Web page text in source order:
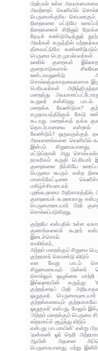
பிறர்பால் உள்ள
அவற்றைப் வெளியில்
பெருமைக்குரிய
நிறைகளை மட்டுமே
நிறைகளைச் சிறிதும்
தேடிக் கண்டுபிடித்துத்
அவர்கள் கருத்தில்
தீமைமட்டுமே
பெருமை பெற முயல்பவர்கள்.
உலகில் குறைகள்
குறைபாடுகளால்
உண்டாவதுண்டு.
சொல்லத்தகாதவைகளாக
பெரியவர்கள்
மறைத்து
கூறுவர் என்கிறது
மறைக்க வேண்டுமா?
சமுதாயத்திற்குக் கேடு
கூடாது. மறைக்கத் தக்க
தொடர்பானவை
வேண்டும்? ஒருவருக்குத்
அவமானங்களை வெளியில்
இன்பம் சிறுமையானது;
மட்டும்தான் அது
நாகரிகம் கருதி
குறைகளை நீக்கியே
பெருமை உயரும் என்ற
மானக்கேட்டினை
மகிழ்ச்சியடைவர்.
புறங்கூறாமை அதிகாரத்தில்,
குறையைக் கூறலாகாது
பெருமைஉடையார் பிறர்
சொல்லப்படுகிறது.
குற்றமே என்பதில் உள்ள
குணங்களைக் கூறார்
இடைச்சொல்.
காலிங்கர்,
அற்றம் மறைக்கும் சிறுமை
குற்றமாக் கொண்டு விடும்
என வேறு பாடம்
சிறுமையையும் பின்னர்
சொல்லும் ஒழுங்கை
இவ்வுரையின் கருத்து:
குற்றத்தைப் பிறர்
ஒழுகுவர்.
குற்றங்களையும்
ஒழுகுவர்' என்பது. மேலும்
'அற்றம் மறைக்கும் பெருமை
சுற்றமாய்ச் சூழ்ந்து விடும்
என்பது பாடமாயின்' என்று
'தன்கண் ஓர் நெறி
ஆயின் அதனை
பெருமையானது; மற்று